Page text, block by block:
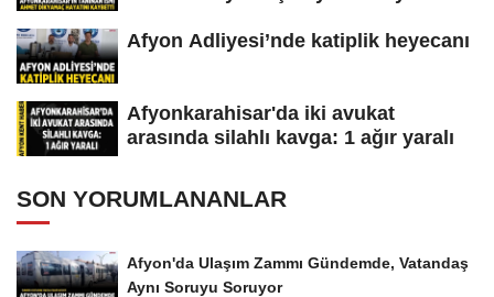
Afyon Adliyesi’nde katiplik heyecanı
Afyonkarahisar'da iki avukat
arasında silahlı kavga: 1 ağır yaralı
SON YORUMLANANLAR
Afyon'da Ulaşım Zammı Gündemde, Vatandaş
Aynı Soruyu Soruyor